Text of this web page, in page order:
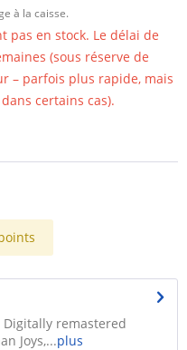
à la caisse.
pas en stock. Le délai de
(sous réserve de
– parfois plus rapide, mais
certains cas).
remastered
Joys,...plus